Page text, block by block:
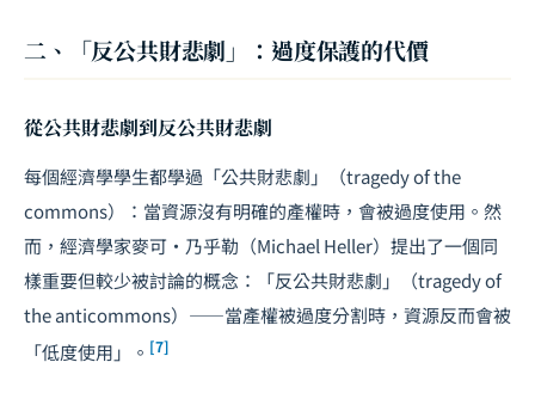
二、「反公共財悲劇」：過度保護的代價
從公共財悲劇到反公共財悲劇
每個經濟學學生都學過「公共財悲劇」（tragedy of the
commons）：當資源沒有明確的產權時，會被過度使用。然
而，經濟學家麥可・乃乎勒（Michael Heller）提出了一個同
樣重要但較少被討論的概念：「反公共財悲劇」（tragedy of
the anticommons）——當產權被過度分割時，資源反而會被
「低度使用」。 [7]